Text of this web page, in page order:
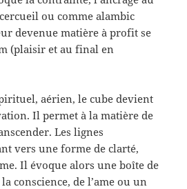
ou comme alambic
devenue matière à profit se
(plaisir et au final en
aérien, le cube devient
Il permet à la matière de
Les lignes
vers une forme de clarté,
Il évoque alors une boîte de
conscience, de l’ame ou un